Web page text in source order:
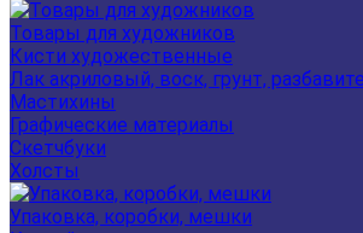
Товары для художников
Кисти художественные
Лак акриловый, воск, грунт,
Мастихины
Графические материалы
Скетчбуки
Холсты
Упаковка, коробки, мешки